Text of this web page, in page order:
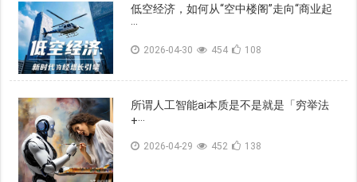
低空经济，如何从“空中楼阁”走向“商业起
···
2026-04-30 454 108
所谓人工智能ai本质是不是就是「穷举法
+···
2026-04-29 452 138